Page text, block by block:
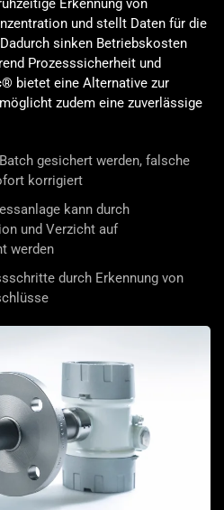
Erkennung von
und stellt Daten für die
sinken Betriebskosten
Prozesssicherheit und
bietet eine Alternative zur
zudem eine zuverlässige
gesichert werden, falsche
korrigiert
kann durch
und Verzicht auf
werden
durch Erkennung von